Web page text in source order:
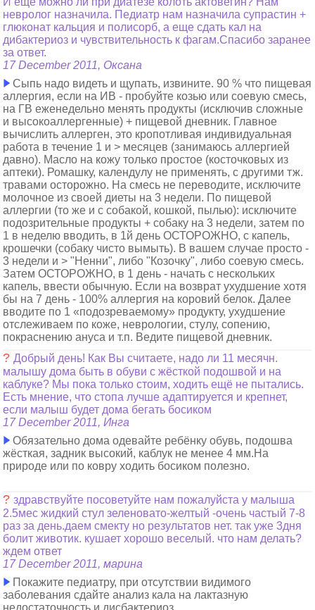
невролог назначила. Педиатр нам назначила супрастин +
глюконат кальция и полисорб, а еще сдать кал на
дибактериоз и чувствительность к фагам.Спасибо заранее
за ответ.
17 December 2011, Оксана
Сыпь надо видеть и щупать, извините. 90 % что пищевая
аллергия, если на ИВ - пробуйте козью или соевую смесь,
на ГВ еженедельно менять продукты (исключив сложные
и высокоаллергенные) + пищевой дневник. Главное
вычислить аллерген, это кропотливая индивидуальная
работа в течение 1 и > месяцев (занимаюсь аллергией
давно). Масло на кожу только простое (косточковых из
аптеки). Ромашку, календулу не применять, с другими тж.
травами осторожно. На смесь не переводите, исключите
молочное из своей диеты на 3 недели. По пищевой
аллергии (то же и с собакой, кошкой, пылью): исключите
подозрительные продукты + собаку на 3 недели, затем по
1 в неделю вводить, в 1й день ОСТОРОЖНО, с капель,
крошечки (собаку чисто вымыть). В вашем случае просто -
3 недели и > "Ненни", либо "Козочку", либо соевую смесь.
Затем ОСТОРОЖНО, в 1 день - начать с нескольких
капель, ввести обычную. Если на возврат ухудшение хотя
бы на 7 день - 100% аллергия на коровий белок. Далее
вводите по 1 «подозреваемому» продукту, ухудшение
отслеживаем по коже, неврологии, стулу, сопению,
покраснению ануса и т.п. Ведите пищевой дневник.
?Добрый день! Как Вы считаете, надо ли 11 месячн.
малышу дома быть в обуви с жёсткой подошвой и на
каблуке? Мы пока только стоим, ходить ещё не пытались.
Есть мнение, что стопа лучше адаптируется и крепнет,
если малыш будет дома бегать босиком
17 December 2011, Инга
Обязательно дома одевайте ребёнку обувь, подошва
жёсткая, задник высокий, каблук не менее 4 мм.На
природе или по ковру ходить босиком полезно.
?здравствуйте посоветуйте нам пожалуйста у малыша
2.5мес жидкий стул зеленовато-желтый -очень частый 7-8
раз за день.даем смекту но результатов нет. так уже 3дня
болит животик. кушает хорошо веселый. что нам делать?
ждем ответ
17 December 2011, марина
Покажите педиатру, при отсутствии видимого
заболевания сдайте анализ кала на лактазную
недостаточность и дисбактериоз.